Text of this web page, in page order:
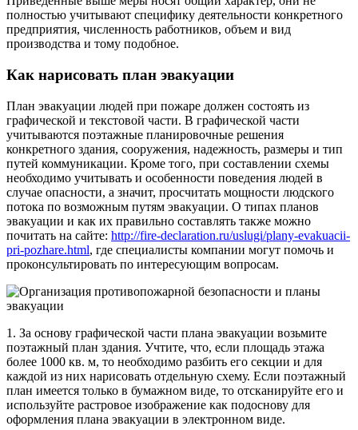
полностью учитывают специфику деятельности конкретного
предприятия, численность работников, объем и вид
производства и тому подобное.
Как нарисовать план эвакуации
План эвакуации людей при пожаре должен состоять из
графической и текстовой части. В графической части
учитываются поэтажные планировочные решения
конкретного здания, сооружения, надежность, размеры и тип
путей коммуникации. Кроме того, при составлении схемы
необходимо учитывать и особенности поведения людей в
случае опасности, а значит, просчитать мощности людского
потока по возможным путям эвакуации. О типах планов
эвакуации и как их правильно составлять также можно
почитать на сайте: http://fire-declaration.ru/uslugi/plany-evakuacii-
pri-pozhare.html, где специалисты компании могут помочь и
проконсультировать по интересующим вопросам.
1. За основу графической части плана эвакуации возьмите
поэтажный план здания. Учтите, что, если площадь этажа
более 1000 кв. м, то необходимо разбить его секции и для
каждой из них нарисовать отдельную схему. Если поэтажный
план имеется только в бумажном виде, то отсканируйте его и
используйте растровое изображение как подоснову для
оформления плана эвакуации в электронном виде.